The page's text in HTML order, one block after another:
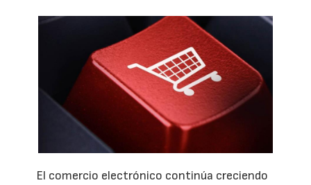
El comercio electrónico continúa creciendo